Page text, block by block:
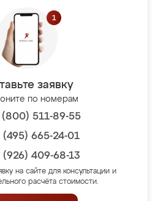
заявку
по номерам
511-89-55
(495) 665-24-01
(926) 409-68-13
на сайте для консультации и
расчёта стоимости.